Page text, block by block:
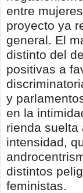
entre
proyecto ya
general. El
distinto del
positivas a
y
en la
rienda suelta
intensidad,
distintos
feministas.